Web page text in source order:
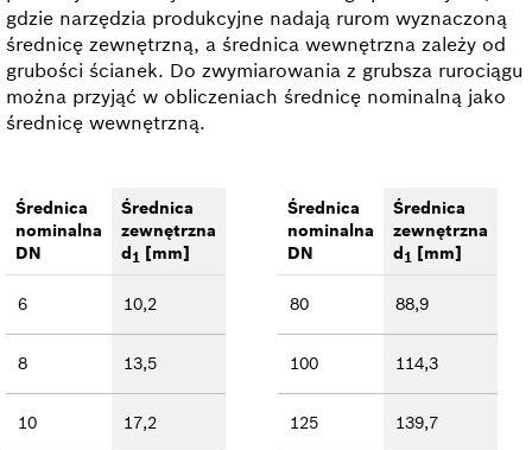
gdzie narzędzia produkcyjne nadają rurom wyznaczoną
średnicę zewnętrzną, a średnica wewnętrzna zależy od
grubości ścianek. Do zwymiarowania z grubsza rurociągu
można przyjąć w obliczeniach średnicę nominalną jako
średnicę wewnętrzną.
Średnica
nominalna
DN
Średnica
zewnętrzna
d1 [mm]
Średnica
nominalna
DN
Średnica
zewnętrzna
d1 [mm]
6 10,2 80 88,9
8 13,5 100 114,3
10 17,2 125 139,7